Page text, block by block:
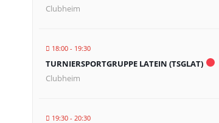
Clubheim
18:00 - 19:30
TURNIERSPORTGRUPPE LATEIN (TSGLAT)
Clubheim
19:30 - 20:30